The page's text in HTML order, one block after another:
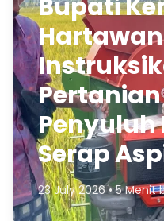
Bupati
Hartawan
Penyuluh
Serap
23 July 2026 • 5 Menit